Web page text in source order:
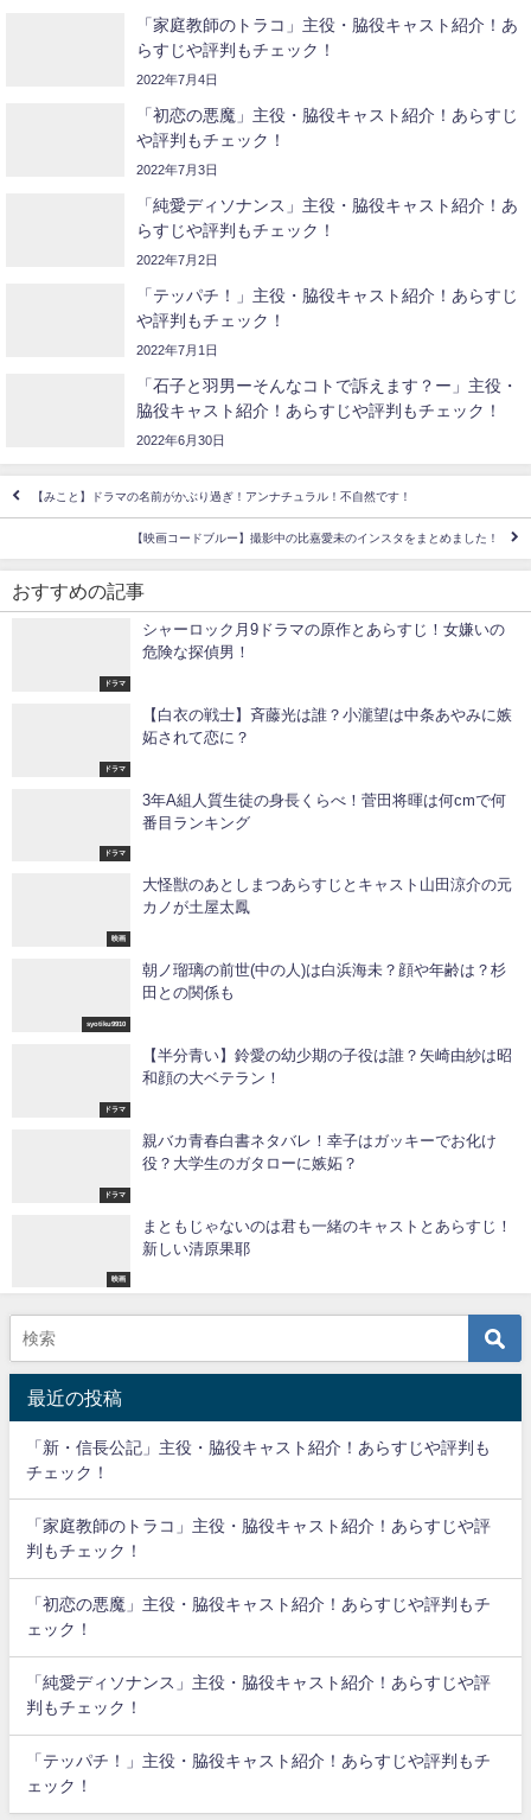
「家庭教師のトラコ」主役・脇役キャスト紹介！あ
らすじや評判もチェック！
2022年7月4日
「初恋の悪魔」主役・脇役キャスト紹介！あらすじ
や評判もチェック！
2022年7月3日
「純愛ディソナンス」主役・脇役キャスト紹介！あ
らすじや評判もチェック！
2022年7月2日
「テッパチ！」主役・脇役キャスト紹介！あらすじ
や評判もチェック！
2022年7月1日
「石子と羽男ーそんなコトで訴えます？ー」主役・
脇役キャスト紹介！あらすじや評判もチェック！
2022年6月30日
【みこと】ドラマの名前がかぶり過ぎ！アンナチュラル！不自然です！
【映画コードブルー】撮影中の比嘉愛未のインスタをまとめました！
おすすめの記事
ドラマ
シャーロック月9ドラマの原作とあらすじ！女嫌いの
危険な探偵男！
ドラマ
【白衣の戦士】斉藤光は誰？小瀧望は中条あやみに嫉
妬されて恋に？
ドラマ
3年A組人質生徒の身長くらべ！菅田将暉は何cmで何
番目ランキング
映画
大怪獣のあとしまつあらすじとキャスト山田涼介の元
カノが土屋太鳳
syotiku9910
朝ノ瑠璃の前世(中の人)は白浜海未？顔や年齢は？杉
田との関係も
ドラマ
【半分青い】鈴愛の幼少期の子役は誰？矢崎由紗は昭
和顔の大ベテラン！
ドラマ
親バカ青春白書ネタバレ！幸子はガッキーでお化け
役？大学生のガタローに嫉妬？
映画
まともじゃないのは君も一緒のキャストとあらすじ！
新しい清原果耶
最近の投稿
「新・信長公記」主役・脇役キャスト紹介！あらすじや評判も
チェック！
「家庭教師のトラコ」主役・脇役キャスト紹介！あらすじや評
判もチェック！
「初恋の悪魔」主役・脇役キャスト紹介！あらすじや評判もチ
ェック！
「純愛ディソナンス」主役・脇役キャスト紹介！あらすじや評
判もチェック！
「テッパチ！」主役・脇役キャスト紹介！あらすじや評判もチ
ェック！